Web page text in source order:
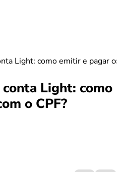
Light: como emitir e pagar
Light: como
o CPF?